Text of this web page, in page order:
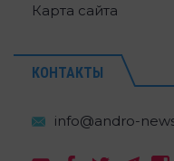
Карта сайта
КОНТАКТЫ